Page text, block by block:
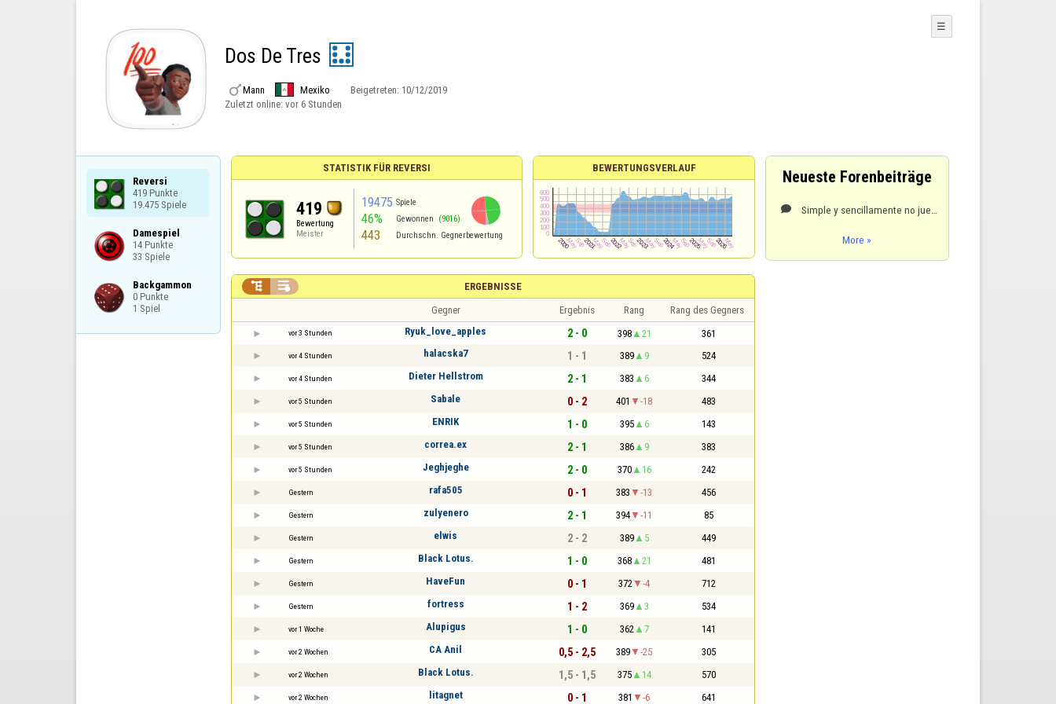
Dos De Tres
Mann Mexiko Beigetreten: 10/12/2019
Zuletzt online: vor 6 Stunden
☰
Reversi
419 Punkte
19.475 Spiele
Damespiel
14 Punkte
33 Spiele
Backgammon
0 Punkte
1 Spiel
STATISTIK FÜR REVERSI
419
Bewertung
Meister
19475 Spiele
46% Gewonnen (9016)
443 Durchschn. Gegnerbewertung
BEWERTUNGSVERLAUF
ERGEBNISSE
 
Gegner Ergebnis Rang Rang des Gegners
vor 3 Stunden Ryuk_love_apples 2 - 0 398 21 361
vor 4 Stunden halacska7 1 - 1 389 9 524
vor 4 Stunden Dieter Hellstrom 2 - 1 383 6 344
vor 5 Stunden Sabale 0 - 2 401 -18 483
vor 5 Stunden ENRIK 1 - 0 395 6 143
vor 5 Stunden correa.ex 2 - 1 386 9 383
vor 5 Stunden Jeghjeghe 2 - 0 370 16 242
Gestern rafa505 0 - 1 383 -13 456
Gestern zulyenero 2 - 1 394 -11 85
Gestern elwis 2 - 2 389 5 449
Gestern Black Lotus. 1 - 0 368 21 481
Gestern HaveFun 0 - 1 372 -4 712
Gestern fortress 1 - 2 369 3 534
vor 1 Woche Alupigus 1 - 0 362 7 141
vor 2 Wochen CA Anil 0,5 - 2,5 389 -25 305
vor 2 Wochen Black Lotus. 1,5 - 1,5 375 14 570
vor 2 Wochen litagnet 0 - 1 381 -6 641
Neueste Forenbeiträge

More »